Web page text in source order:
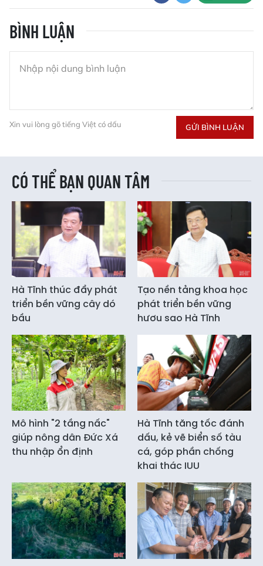
BÌNH LUẬN
Xin vui lòng gõ tiếng Việt có dấu GỬI BÌNH LUẬN
CÓ THỂ BẠN QUAN TÂM
Hà Tĩnh thúc đẩy phát
triển bền vững cây dó
bầu
Tạo nền tảng khoa học
phát triển bền vững
hươu sao Hà Tĩnh
Mô hình "2 tầng nấc"
giúp nông dân Đức Xá
thu nhập ổn định
Hà Tĩnh tăng tốc đánh
dấu, kẻ vẽ biển số tàu
cá, góp phần chống
khai thác IUU